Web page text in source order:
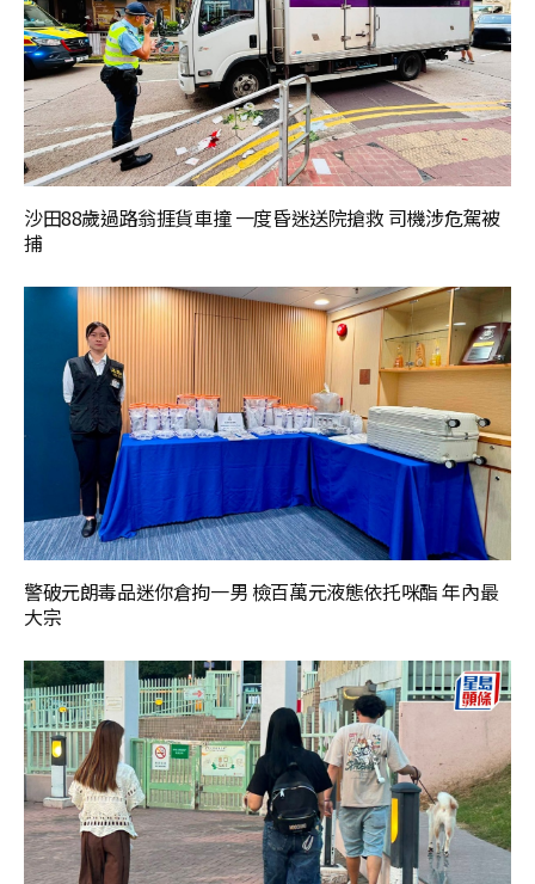
沙田88歲過路翁捱貨車撞 一度昏迷送院搶救 司機涉危駕被
捕
警破元朗毒品迷你倉拘一男 檢百萬元液態依托咪酯 年內最
大宗